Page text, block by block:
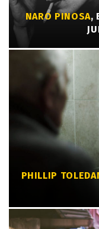
NARO PINOSA,
PHILLIP